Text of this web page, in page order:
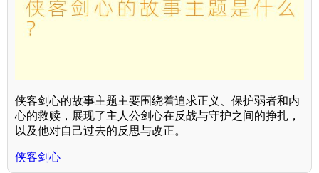
侠客剑心的故事主题主要围绕着追求正义、保护弱者和内
心的救赎，展现了主人公剑心在反战与守护之间的挣扎，
以及他对自己过去的反思与改正。
侠客剑心